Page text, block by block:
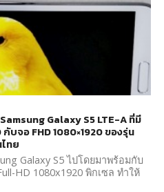
Galaxy S5 LTE-A ที่มี
บจอ FHD 1080×1920 ของรุ่น
ทย
Galaxy S5 ไปโดยมาพร้อมกับ
HD 1080x1920 พิกเซล ทำให้